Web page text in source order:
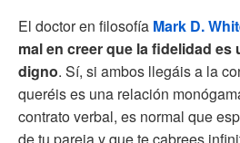
El doctor en filosofía Mark D.
mal en creer que la fidelidad es
digno. Sí, si ambos llegáis a la
queréis es una relación
contrato verbal, es normal que